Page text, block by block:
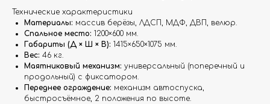
Технические характеристики
Материалы: массив берёзы, ЛДСП, МДФ, ДВП, велюр.
Спальное место: 1200×600 мм.
Габариты (Д × Ш × В): 1415×650×1075 мм.
Вес: 46 кг.
Маятниковый механизм: универсальный (поперечный и
продольный) с фиксатором.
Переднее ограждение: механизм автоспуска,
быстросъёмное, 2 положения по высоте.